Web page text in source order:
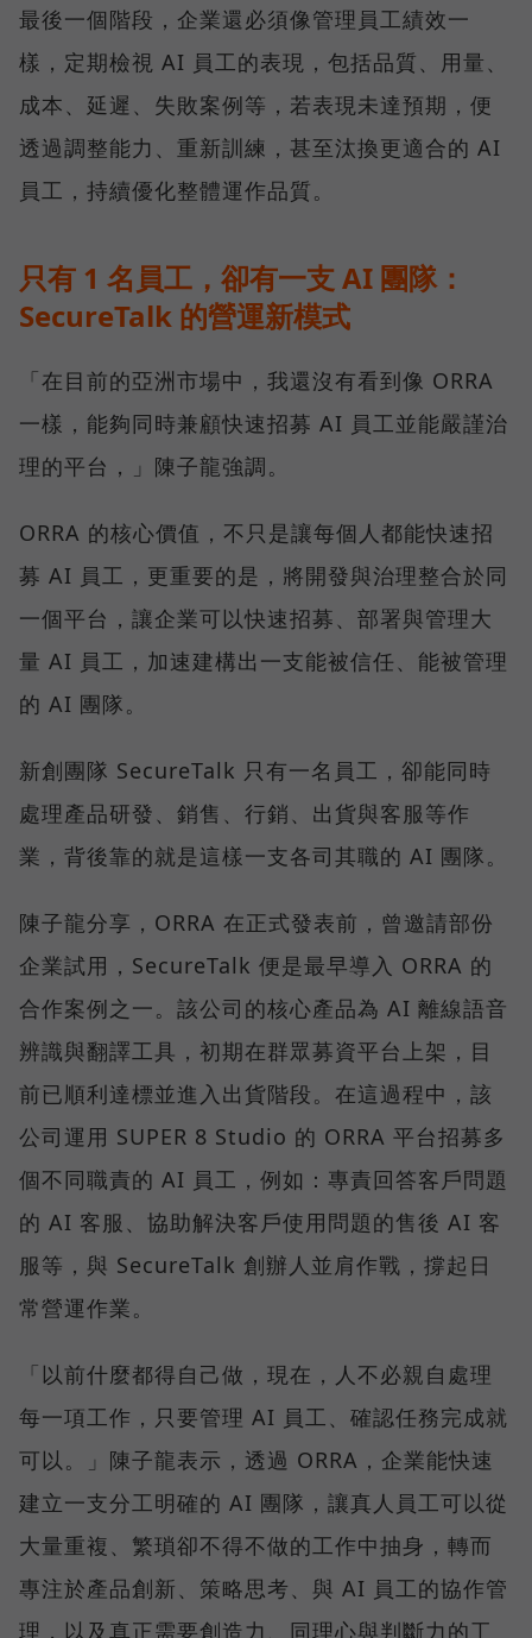
最後一個階段，企業還必須像管理員工績效一
樣，定期檢視 AI 員工的表現，包括品質、用量、
成本、延遲、失敗案例等，若表現未達預期，便
透過調整能力、重新訓練，甚至汰換更適合的 AI
員工，持續優化整體運作品質。
只有 1 名員工，卻有一支 AI 團隊：
SecureTalk 的營運新模式
「在目前的亞洲市場中，我還沒有看到像 ORRA
一樣，能夠同時兼顧快速招募 AI 員工並能嚴謹治
理的平台，」陳子龍強調。
ORRA 的核心價值，不只是讓每個人都能快速招
募 AI 員工，更重要的是，將開發與治理整合於同
一個平台，讓企業可以快速招募、部署與管理大
量 AI 員工，加速建構出一支能被信任、能被管理
的 AI 團隊。
新創團隊 SecureTalk 只有一名員工，卻能同時
處理產品研發、銷售、行銷、出貨與客服等作
業，背後靠的就是這樣一支各司其職的 AI 團隊。
陳子龍分享，ORRA 在正式發表前，曾邀請部份
企業試用，SecureTalk 便是最早導入 ORRA 的
合作案例之一。該公司的核心產品為 AI 離線語音
辨識與翻譯工具，初期在群眾募資平台上架，目
前已順利達標並進入出貨階段。在這過程中，該
公司運用 SUPER 8 Studio 的 ORRA 平台招募多
個不同職責的 AI 員工，例如：專責回答客戶問題
的 AI 客服、協助解決客戶使用問題的售後 AI 客
服等，與 SecureTalk 創辦人並肩作戰，撐起日
常營運作業。
「以前什麼都得自己做，現在，人不必親自處理
每一項工作，只要管理 AI 員工、確認任務完成就
可以。」陳子龍表示，透過 ORRA，企業能快速
建立一支分工明確的 AI 團隊，讓真人員工可以從
大量重複、繁瑣卻不得不做的工作中抽身，轉而
專注於產品創新、策略思考、與 AI 員工的協作管
理，以及真正需要創造力、同理心與判斷力的工